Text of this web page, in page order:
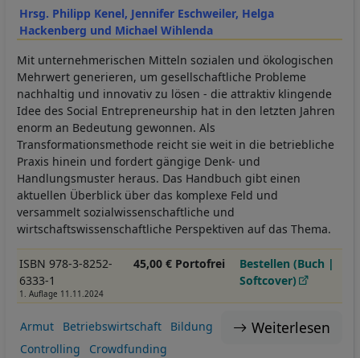
Hrsg. Philipp Kenel, Jennifer Eschweiler, Helga
Hackenberg und Michael Wihlenda
Mit unternehmerischen Mitteln sozialen und ökologischen
Mehrwert generieren, um gesellschaftliche Probleme
nachhaltig und innovativ zu lösen - die attraktiv klingende
Idee des Social Entrepreneurship hat in den letzten Jahren
enorm an Bedeutung gewonnen. Als
Transformationsmethode reicht sie weit in die betriebliche
Praxis hinein und fordert gängige Denk- und
Handlungsmuster heraus. Das Handbuch gibt einen
aktuellen Überblick über das komplexe Feld und
versammelt sozialwissenschaftliche und
wirtschaftswissenschaftliche Perspektiven auf das Thema.
ISBN 978-3-8252-
6333-1
1. Auflage 11.11.2024
45,00 € Portofrei
Bestellen (Buch |
Softcover)
Weiterlesen
Armut Betriebswirtschaft
Bildung
Controlling
Crowdfunding